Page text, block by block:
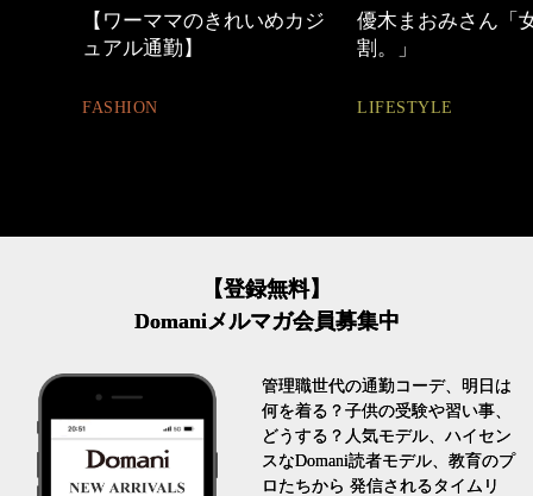
【ワーママのきれいめカジ
ュアル通勤】
FASHION
優木まおみさん「
割。」
LIFESTYLE
【登録無料】
Domaniメルマガ会員募集中
管理職世代の通勤コーデ、明日は
何を着る？子供の受験や習い事、
どうする？人気モデル、ハイセン
スなDomani読者モデル、教育のプ
ロたちから 発信されるタイムリ